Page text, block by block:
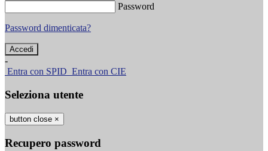
Password
Password dimenticata?
-
Entra con SPID Entra con CIE
Seleziona utente
button close ×
Recupero password